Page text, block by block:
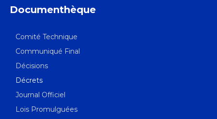
Documenthèque
Comité Technique
Communiqué Final
Décisions
Décrets
Journal Officiel
Lois Promulguées